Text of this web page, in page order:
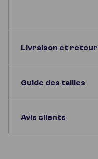
Livraison et retour
Guide des tailles
Avis clients